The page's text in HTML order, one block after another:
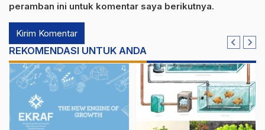
peramban ini untuk komentar saya berikutnya.
REKOMENDASI UNTUK ANDA